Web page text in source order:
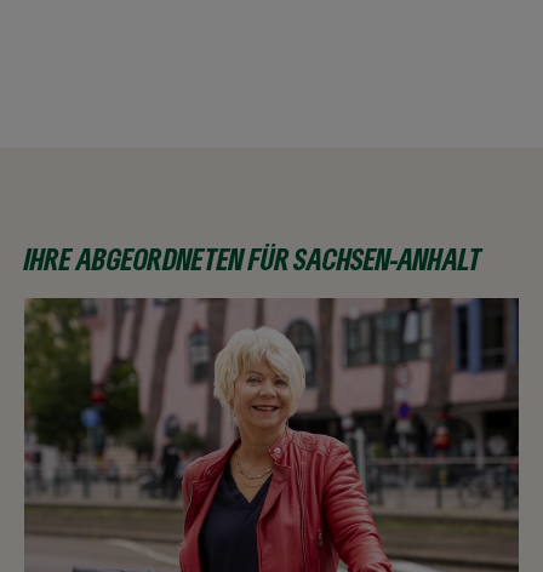
IHRE ABGEORDNETEN FÜR SACHSEN-ANHALT